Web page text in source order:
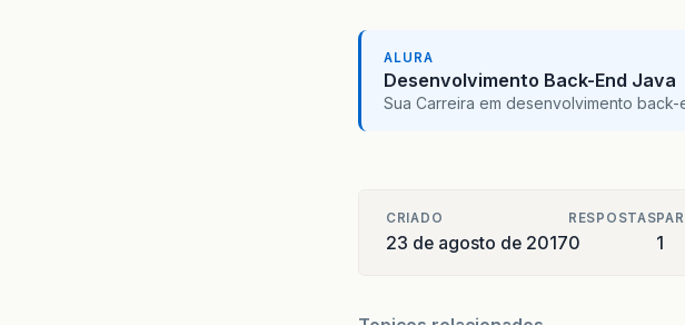
ALURA
Desenvolvimento Back-End Java
Sua Carreira em desenvolvimento
CRIADO
23 de agosto de 2017
RESPOSTAS
0 1